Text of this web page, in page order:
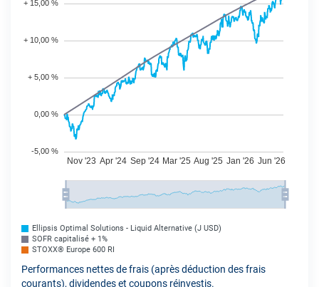
Ellipsis Optimal Solutions - Liquid Alternative (J USD)
SOFR capitalisé + 1%
STOXX® Europe 600 RI
Performances nettes de frais (après déduction des frais
courants), dividendes et coupons réinvestis.